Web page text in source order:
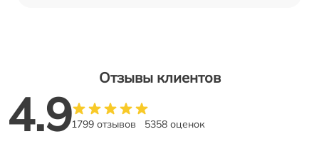
Отзывы клиентов
4.91799 отзывов 5358 оценок